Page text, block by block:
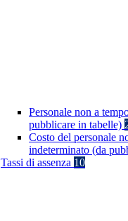
Personale non a
pubblicare in tabelle)
Costo del personale
indeterminato (da
Tassi di assenza 10